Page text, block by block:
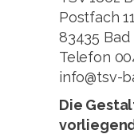
Postfach
83435
Telefon
info@tsv-
Die